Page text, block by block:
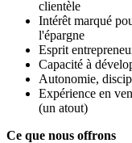
clientèle
Intérêt marqué
l'épargne
Esprit
Capacité à
Autonomie,
Expérience en
(un atout)
Ce que nous offrons